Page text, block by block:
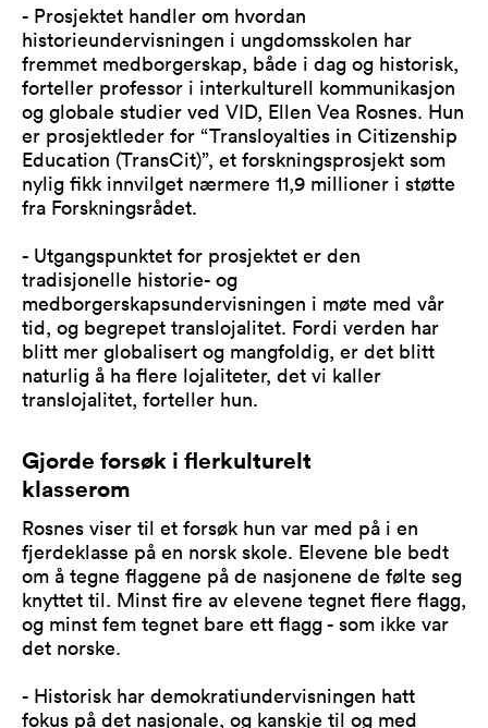
- Prosjektet handler om hvordan
historieundervisningen i ungdomsskolen har
fremmet medborgerskap, både i dag og historisk,
forteller professor i interkulturell kommunikasjon
og globale studier ved VID, Ellen Vea Rosnes. Hun
er prosjektleder for “Transloyalties in Citizenship
Education (TransCit)”, et forskningsprosjekt som
nylig fikk innvilget nærmere 11,9 millioner i støtte
fra Forskningsrådet.
- Utgangspunktet for prosjektet er den
tradisjonelle historie- og
medborgerskapsundervisningen i møte med vår
tid, og begrepet translojalitet. Fordi verden har
blitt mer globalisert og mangfoldig, er det blitt
naturlig å ha flere lojaliteter, det vi kaller
translojalitet, forteller hun.
Gjorde forsøk i flerkulturelt
klasserom
Rosnes viser til et forsøk hun var med på i en
fjerdeklasse på en norsk skole. Elevene ble bedt
om å tegne flaggene på de nasjonene de følte seg
knyttet til. Minst fire av elevene tegnet flere flagg,
og minst fem tegnet bare ett flagg - som ikke var
det norske.
- Historisk har demokratiundervisningen hatt
fokus på det nasjonale, og kanskje til og med